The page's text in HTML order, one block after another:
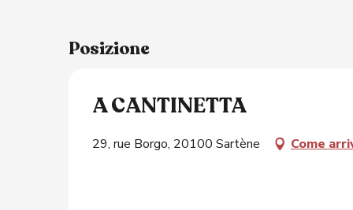
Posizione
A CANTINETTA
29, rue Borgo, 20100 Sartène Come